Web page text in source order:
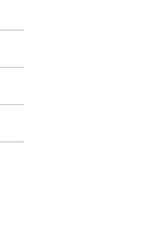
500 руб.